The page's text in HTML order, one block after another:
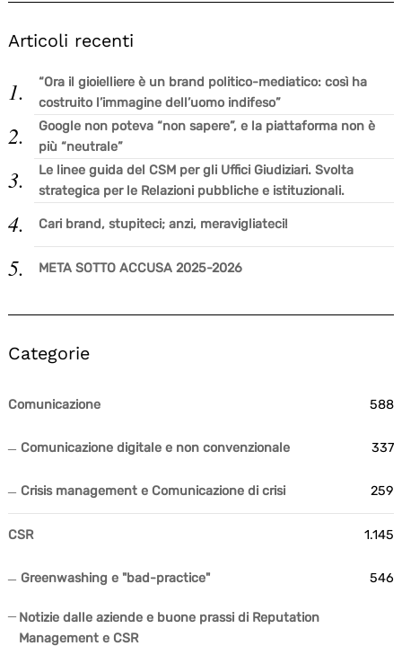
Articoli recenti
“Ora il gioielliere è un brand politico-mediatico: così ha
costruito l’immagine dell’uomo indifeso”
Google non poteva “non sapere”, e la piattaforma non è
più “neutrale”
Le linee guida del CSM per gli Uffici Giudiziari. Svolta
strategica per le Relazioni pubbliche e istituzionali.
Cari brand, stupiteci; anzi, meravigliateci!
META SOTTO ACCUSA 2025-2026
Categorie
Comunicazione 588
Comunicazione digitale e non convenzionale 337
Crisis management e Comunicazione di crisi 259
CSR 1.145
Greenwashing e "bad-practice" 546
Notizie dalle aziende e buone prassi di Reputation
Management e CSR